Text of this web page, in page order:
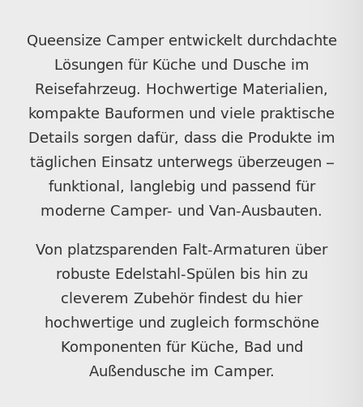
Queensize Camper entwickelt durchdachte
Lösungen für Küche und Dusche im
Reisefahrzeug. Hochwertige Materialien,
kompakte Bauformen und viele praktische
Details sorgen dafür, dass die Produkte im
täglichen Einsatz unterwegs überzeugen –
funktional, langlebig und passend für
moderne Camper- und Van-Ausbauten.
Von platzsparenden Falt-Armaturen über
robuste Edelstahl-Spülen bis hin zu
cleverem Zubehör findest du hier
hochwertige und zugleich formschöne
Komponenten für Küche, Bad und
Außendusche im Camper.